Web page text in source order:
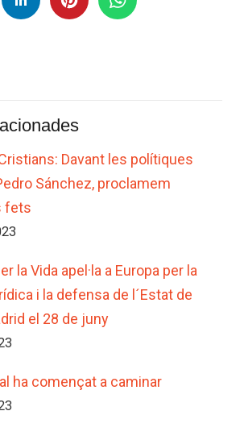
Davant les polítiques
Sánchez, proclamem
fets
la Vida apel·la a Europa per la
i la defensa de l´Estat de
el 28 de juny
ha començat a caminar